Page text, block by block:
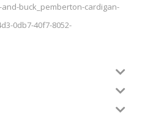
and-buck_pemberton-cardigan-
0db7-40f7-8052-